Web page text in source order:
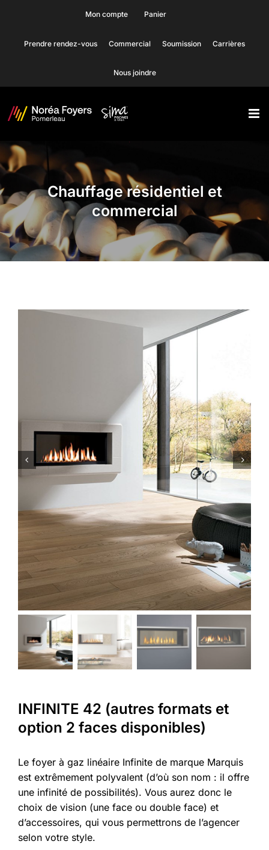
content
Mon compte Panier
Prendre rendez-vous Commercial Soumission Carrières
Nous joindre
Chauffage résidentiel et
commercial
INFINITE 42 (autres formats et
option 2 faces disponibles)
Le foyer à gaz linéaire Infinite de marque Marquis
est extrêmement polyvalent (d’où son nom : il offre
une infinité de possibilités). Vous aurez donc le
choix de vision (une face ou double face) et
d’accessoires, qui vous permettrons de l’agencer
selon votre style.